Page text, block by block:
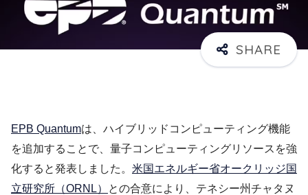
EPB Quantumは、ハイブリッドコンピューティング機能
を追加することで、量子コンピューティングリソースを強
化すると発表しました。 米国エネルギー省オークリッジ国
立研究所（ORNL）
との合意により、テネシー州チャタヌ